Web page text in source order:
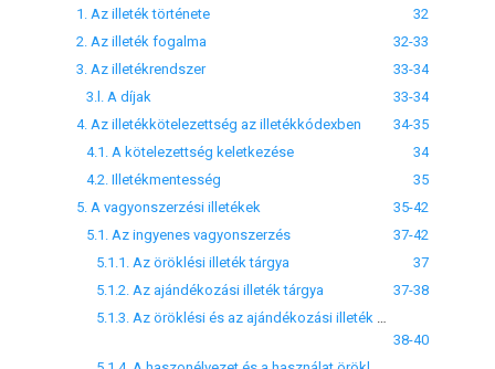
1. Az illeték története
32
2. Az illeték fogalma
32-33
3. Az illetékrendszer
33-34
3.l. A díjak
33-34
4. Az illetékkötelezettség az illetékkódexben
34-35
4.1. A kötelezettség keletkezése
34
4.2. Illetékmentesség
35
5. A vagyonszerzési illetékek
35-42
5.1. Az ingyenes vagyonszerzés
37-42
5.1.1. Az öröklési illeték tárgya
37
5.1.2. Az ajándékozási illeték tárgya
37-38
38-40